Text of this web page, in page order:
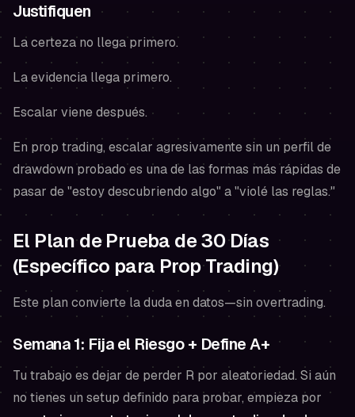
Justifiquen
La certeza no llega primero.
La evidencia llega primero.
Escalar viene después.
En prop trading, escalar agresivamente sin un perfil de
drawdown probado es una de las formas más rápidas de
pasar de "estoy descubriendo algo" a "violé las reglas."
El Plan de Prueba de 30 Días
(Específico para Prop Trading)
Este plan convierte la duda en datos—sin overtrading.
Semana 1: Fija el Riesgo + Define A+
Tu trabajo es dejar de perder R por aleatoriedad. Si aún
no tienes un setup definido para probar, empieza por